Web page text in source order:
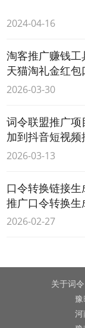
2024-04-16
淘客推广赚钱
天猫淘礼金红
2026-03-30
词令联盟推广
加到抖音短视频
2026-03-13
口令转换链接
推广口令转换生
2026-02-27
关于词令
河